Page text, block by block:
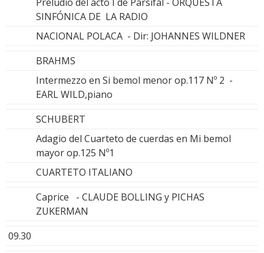
SINFÓNICA DE LA RADIO
NACIONAL POLACA - Dir: JOHANNES WILDNER
BRAHMS
Intermezzo en Si bemol menor op.117 Nº 2 -
EARL WILD,piano
SCHUBERT
Adagio del Cuarteto de cuerdas en Mi bemol
mayor op.125 Nº1
CUARTETO ITALIANO
Caprice - CLAUDE BOLLING y PICHAS
ZUKERMAN
09.30